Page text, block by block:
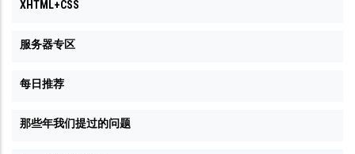
XHTML+CSS
服务器专区
每日推荐
那些年我们提过的问题